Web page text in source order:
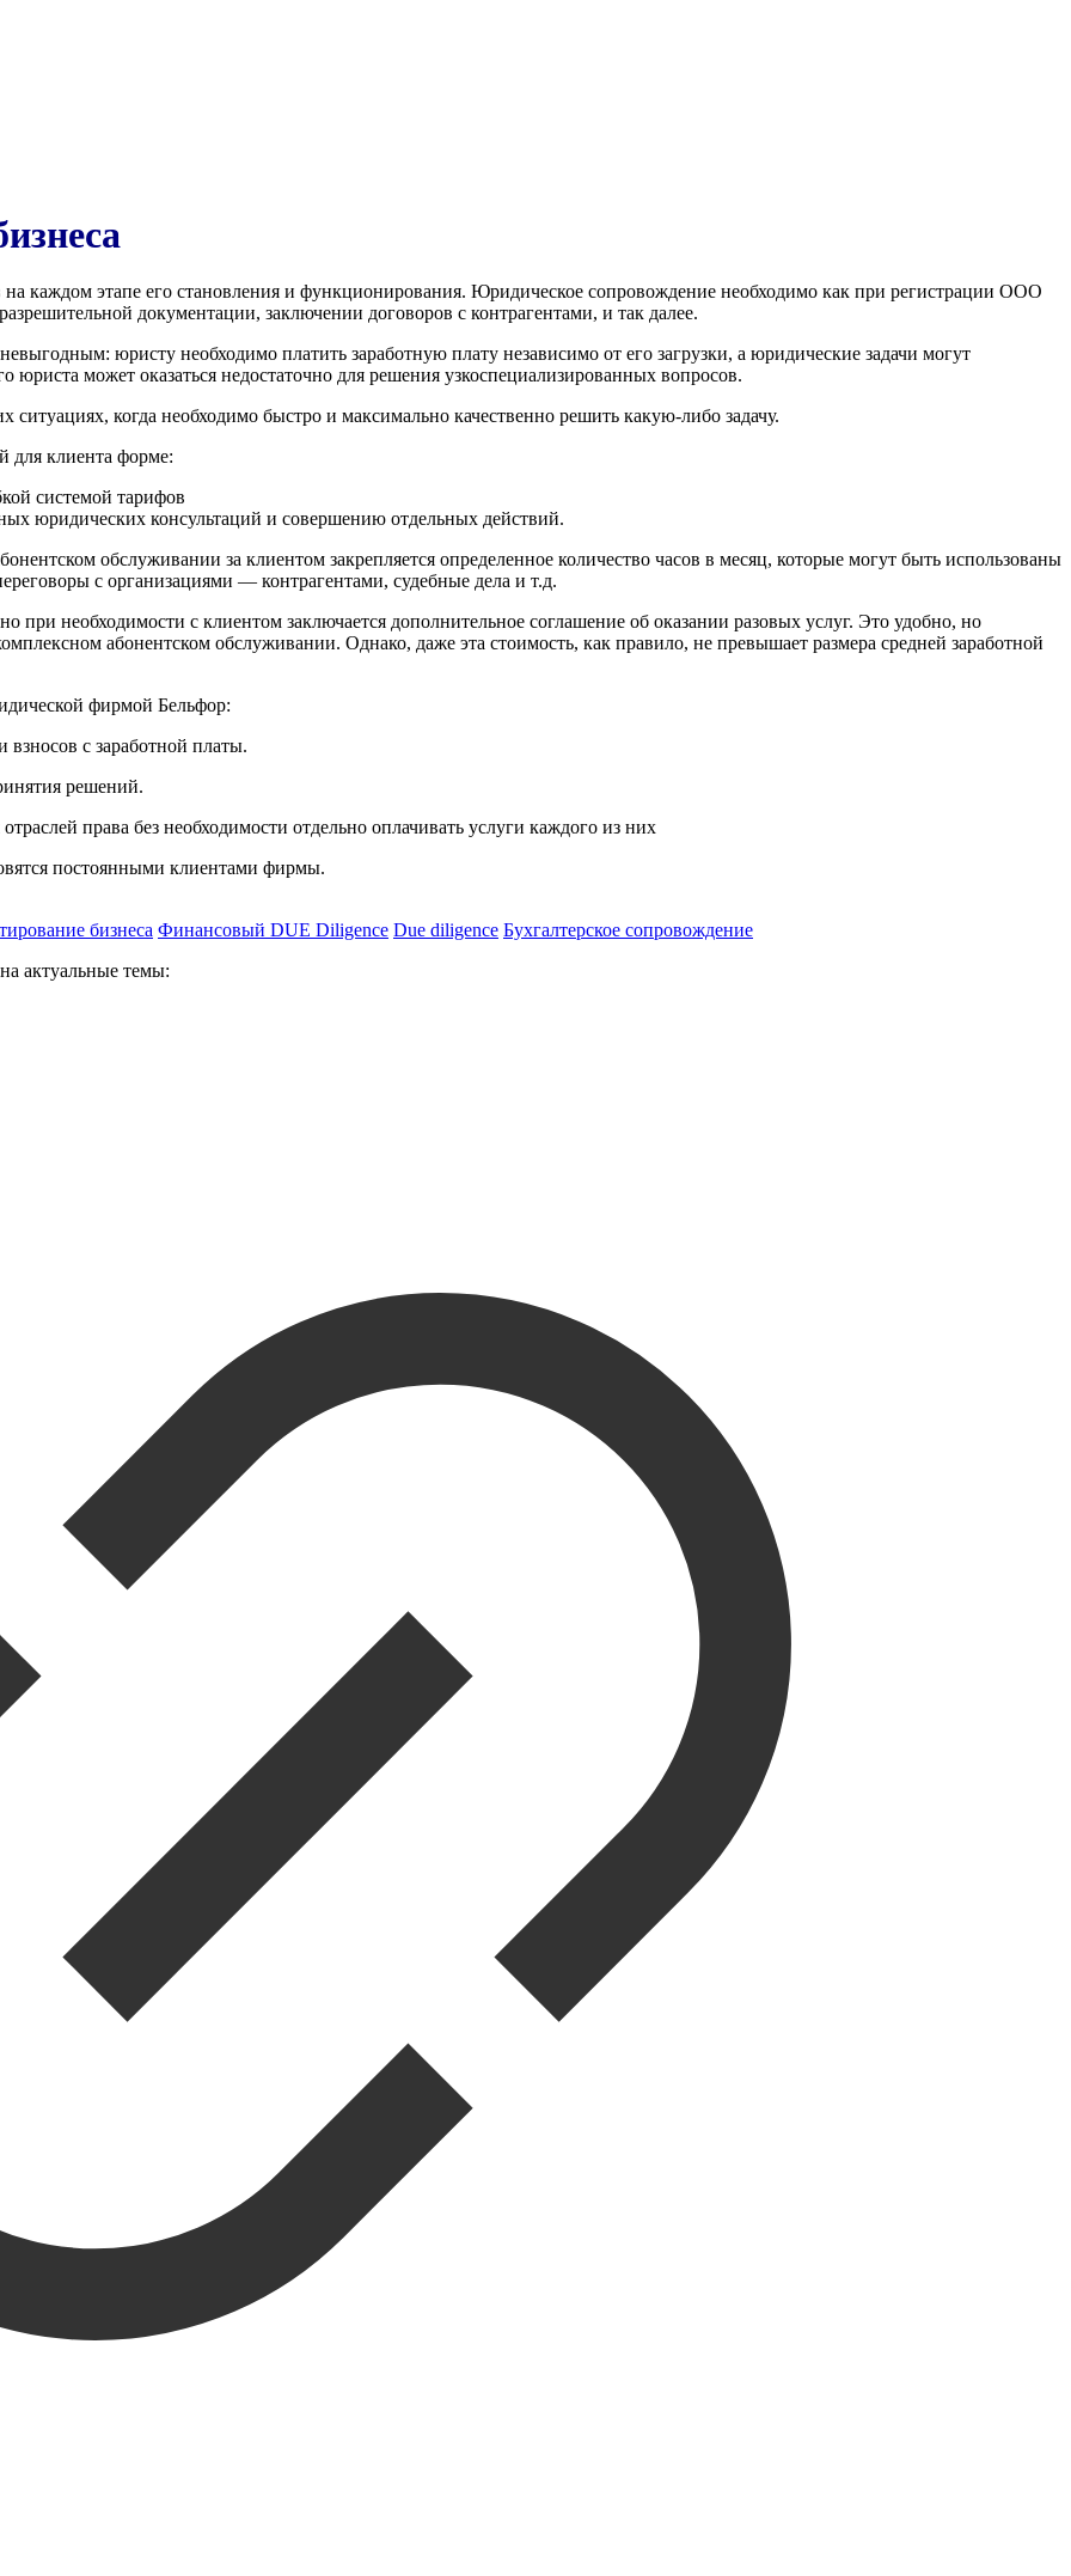
каждом этапе его становления и функционирования. Юридическое сопровождение необходимо как при регистрации ООО
документации, заключении договоров с контрагентами, и так далее.
юристу необходимо платить заработную плату независимо от его загрузки, а юридические задачи могут
может оказаться недостаточно для решения узкоспециализированных вопросов.
когда необходимо быстро и максимально качественно решить какую-либо задачу.
для клиента форме:
системой тарифов
юридических консультаций и совершению отдельных действий.
обслуживании за клиентом закрепляется определенное количество часов в месяц, которые могут быть использованы
с организациями — контрагентами, судебные дела и т.д.
при необходимости с клиентом заключается дополнительное соглашение об оказании разовых услуг. Это удобно, но
абонентском обслуживании. Однако, даже эта стоимость, как правило, не превышает размера средней заработной
фирмой Бельфор:
с заработной платы.
решений.
права без необходимости отдельно оплачивать услуги каждого из них
постоянными клиентами фирмы.
бизнеса Финансовый DUE Diligence Due diligence Бухгалтерское сопровождение
актуальные темы: